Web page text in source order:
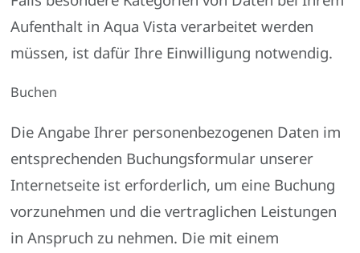
Aufenthalt in Aqua Vista verarbeitet werden
müssen, ist dafür Ihre Einwilligung notwendig.
Buchen
Die Angabe Ihrer personenbezogenen Daten im
entsprechenden Buchungsformular unserer
Internetseite ist erforderlich, um eine Buchung
vorzunehmen und die vertraglichen Leistungen
in Anspruch zu nehmen. Die mit einem